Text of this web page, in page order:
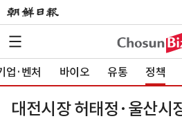
업·벤처 바이오 유통 정책
대전시장 허태정·울산시